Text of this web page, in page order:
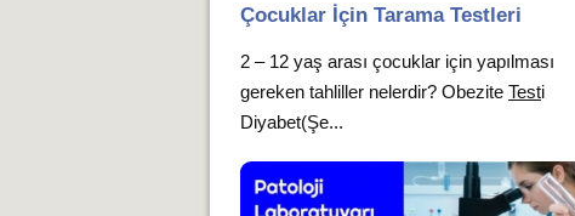
Çocuklar İçin Tarama Testleri
2 – 12 yaş arası çocuklar için yapılması
gereken tahliller nelerdir? ObeziteTesti
Diyabet(Şe...